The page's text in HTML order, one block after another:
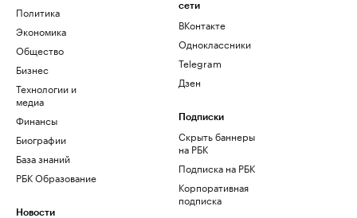
Политика
Экономика
Общество
Бизнес
Технологии и
медиа
Финансы
Биографии
База знаний
РБК Образование
Новости
сети
ВКонтакте
Одноклассники
Telegram
Дзен
Подписки
Скрыть баннеры
на РБК
Подписка на РБК
Корпоративная
подписка